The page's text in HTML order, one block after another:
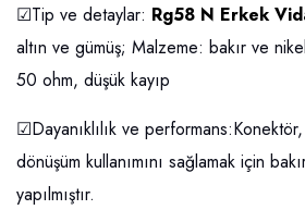
☑Tip ve detaylar: Rg58 N Erkek
altın ve gümüş; Malzeme: bakır ve
50 ohm, düşük kayıp
☑Dayanıklılık ve
dönüşüm kullanımını sağlamak için
yapılmıştır.